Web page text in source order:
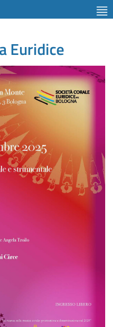
Euridice